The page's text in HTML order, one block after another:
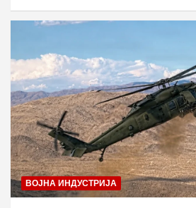
ВОЈНА ИНДУСТРИЈА